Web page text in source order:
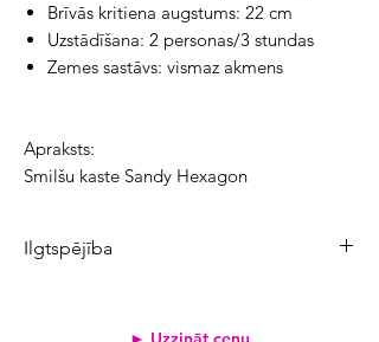
Brīvās kritiena augstums: 22 cm
Uzstādīšana: 2 personas/3 stundas
Zemes sastāvs: vismaz akmens
Apraksts:
Smilšu kaste Sandy Hexagon
Ilgtspējība